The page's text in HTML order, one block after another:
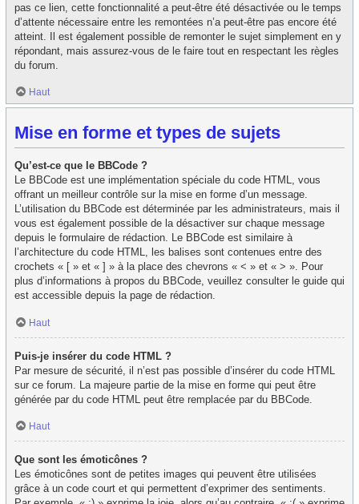
pas ce lien, cette fonctionnalité a peut-être été désactivée ou le temps
d’attente nécessaire entre les remontées n’a peut-être pas encore été
atteint. Il est également possible de remonter le sujet simplement en y
répondant, mais assurez-vous de le faire tout en respectant les règles
du forum.
Haut
Mise en forme et types de sujets
Qu’est-ce que le BBCode ?
Le BBCode est une implémentation spéciale du code HTML, vous
offrant un meilleur contrôle sur la mise en forme d’un message.
L’utilisation du BBCode est déterminée par les administrateurs, mais il
vous est également possible de la désactiver sur chaque message
depuis le formulaire de rédaction. Le BBCode est similaire à
l’architecture du code HTML, les balises sont contenues entre des
crochets « [ » et « ] » à la place des chevrons « < » et « > ». Pour
plus d’informations à propos du BBCode, veuillez consulter le guide qui
est accessible depuis la page de rédaction.
Haut
Puis-je insérer du code HTML ?
Par mesure de sécurité, il n’est pas possible d’insérer du code HTML
sur ce forum. La majeure partie de la mise en forme qui peut être
générée par du code HTML peut être remplacée par du BBCode.
Haut
Que sont les émoticônes ?
Les émoticônes sont de petites images qui peuvent être utilisées
grâce à un code court et qui permettent d’exprimer des sentiments.